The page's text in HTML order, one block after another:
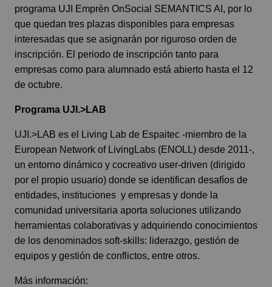
programa UJI Emprèn OnSocial SEMANTICS AI, por lo
que quedan tres plazas disponibles para empresas
interesadas que se asignarán por riguroso orden de
inscripción. El periodo de inscripción tanto para
empresas como para alumnado está abierto hasta el 12
de octubre.
Programa UJI.>LAB
UJI.>LAB es el Living Lab de Espaitec -miembro de la
European Network of LivingLabs (ENOLL) desde 2011-,
un entorno dinámico y cocreativo user-driven (dirigido
por el propio usuario) donde se identifican desafíos de
entidades, instituciones y empresas y donde la
comunidad universitaria aporta soluciones utilizando
herramientas colaborativas y adquiriendo conocimientos
de los denominados soft-skills: liderazgo, gestión de
equipos y gestión de conflictos, entre otros.
Más información: